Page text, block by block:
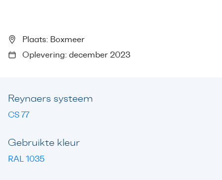
Plaats: Boxmeer
Oplevering: december 2023
Reynaers systeem
CS 77
Gebruikte kleur
RAL 1035